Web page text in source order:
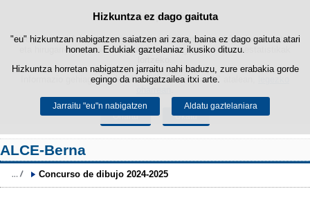
Cookie politika
Webgune honek berezko cookie-ak erabiltzen ditu nabigazioa errazteko
eta hirugarrenen cookie-ak erabilera- eta gogobetetasun-estatistikak
Informazio gehiago lor dezakezu gure "Cookie-ak" atalean,
Onartu Ukatu
Hizkuntza ez dago gaituta
"eu" hizkuntzan nabigatzen saiatzen ari zara, baina ez dago gaituta atari
honetan. Edukiak gaztelaniaz ikusiko dituzu.
Hizkuntza horretan nabigatzen jarraitu nahi baduzu, zure erabakia gorde
egingo da nabigatzailea itxi arte.
Jarraitu "eu"n nabigatzen Aldatu gaztelaniara
Edukira salto egin
ALCE-Berna
Concurso de dibujo 2024-2025